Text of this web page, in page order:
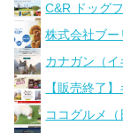
C&R ドッグ
株式会社ブー
カナガン（イ
【販売終了
ココグルメ（